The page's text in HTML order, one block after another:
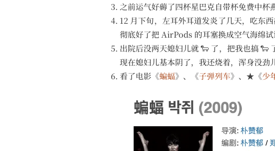
之前运气好薅了四杯星巴克自带杯免费中杯
12 月下旬，左耳外耳道发炎了几天，吃东
彻底好了把 AirPods 的耳塞换成空气海绵试
出院后没两天媳妇儿就 🐑 了，把我也搞 🐑
现在媳妇儿基本阴了，我还烧着，浑身没劲
看了电影《蝙蝠》、《子弹列车》、★《少